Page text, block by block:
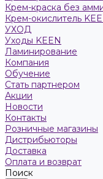
Крем-краска без
Крем-окислитель
УХОД
Уходы KEEN
Ламинирование
Компания
Обучение
Стать партнером
Акции
Новости
Контакты
Розничные магазины
Дистрибьюторы
Доставка
Оплата и возврат
Поиск